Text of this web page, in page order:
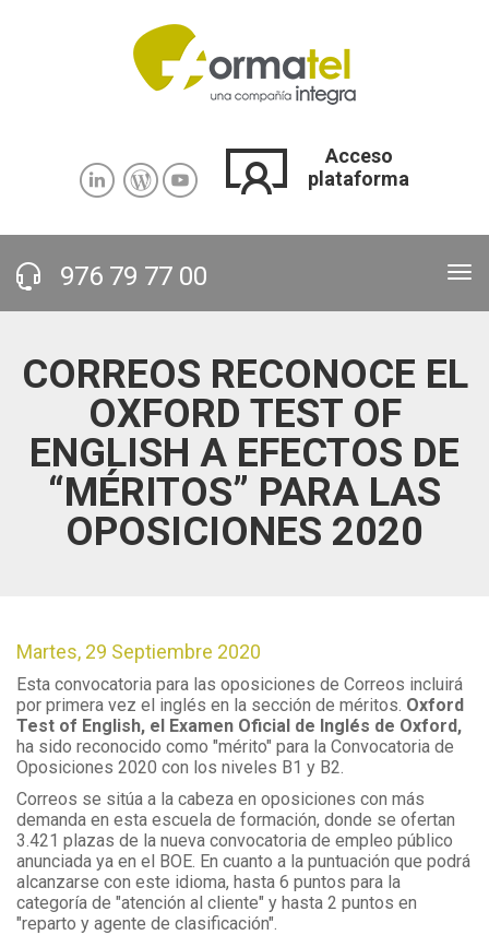
Acceso
plataforma
976 79 77 00
CORREOS RECONOCE EL
OXFORD TEST OF
ENGLISH A EFECTOS DE
“MÉRITOS” PARA LAS
OPOSICIONES 2020
Martes, 29 Septiembre 2020
Esta convocatoria para las oposiciones de Correos incluirá
por primera vez el inglés en la sección de méritos. Oxford
Test of English, el Examen Oficial de Inglés de Oxford,
ha sido reconocido como "mérito" para la Convocatoria de
Oposiciones 2020 con los niveles B1 y B2.
Correos se sitúa a la cabeza en oposiciones con más
demanda en esta escuela de formación, donde se ofertan
3.421 plazas de la nueva convocatoria de empleo público
anunciada ya en el BOE. En cuanto a la puntuación que podrá
alcanzarse con este idioma, hasta 6 puntos para la
categoría de "atención al cliente" y hasta 2 puntos en
"reparto y agente de clasificación".